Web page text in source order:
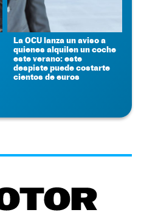
La OCU lanza un aviso a
quienes alquilen un coche
este verano: este
despiste puede costarte
cientos de euros